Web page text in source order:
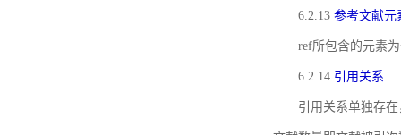
6.2.13 参考文献元
ref所包含的元素
6.2.14 引用关系
引用关系单独存